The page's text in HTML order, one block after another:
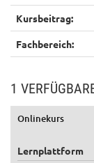
Kursbeitrag:
Fachbereich:
1
Onlinekurs
Lernplattform